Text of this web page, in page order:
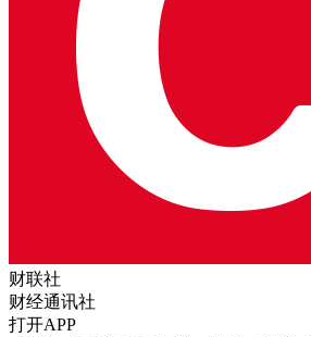
财联社
财经通讯社
打开APP